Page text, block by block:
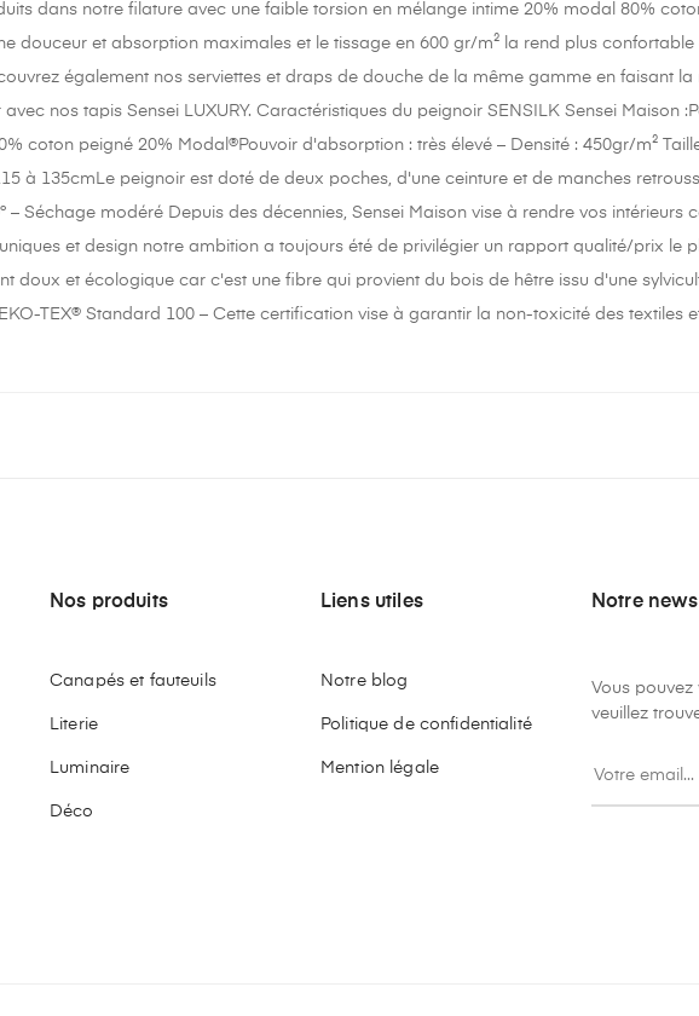
dans notre filature avec une faible torsion en mélange intime 20% modal 80%
douceur et absorption maximales et le tissage en 600 gr/m² la rend plus confortable
également nos serviettes et draps de douche de la même gamme en faisant la
nos tapis Sensei LUXURY. Caractéristiques du peignoir SENSILK Sensei Maison
coton peigné 20% Modal®Pouvoir d'absorption : très élevé – Densité : 450gr/m²
à 135cmLe peignoir est doté de deux poches, d'une ceinture et de manches
– Séchage modéré Depuis des décennies, Sensei Maison vise à rendre vos intérieurs
et design notre ambition a toujours été de privilégier un rapport qualité/prix le
doux et écologique car c'est une fibre qui provient du bois de hêtre issu d'une
TEX® Standard 100 – Cette certification vise à garantir la non-toxicité des textiles
Nos produits
Canapés et fauteuils
Literie
Luminaire
Déco
Liens utiles
Notre blog
Politique de confidentialité
Mention légale
Notre
Vous
veuillez